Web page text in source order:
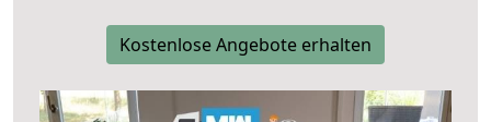
Kostenlose Angebote erhalten